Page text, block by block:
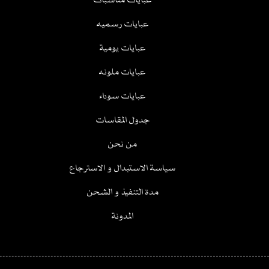
عبايات رسميه
عبايات يومية
عبايات ملونه
عبايات سوداء
جدول المقاسات
من نحن
سياسة الاستبدال و الاسترجاع
مدة التنفيذ و الشحن
المدونة